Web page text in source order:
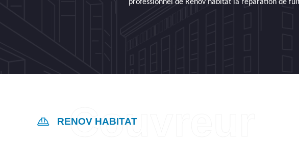
professionnel de Renov habitat la réparation de
RENOV HABITAT